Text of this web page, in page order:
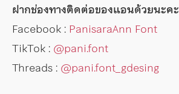
ฝากช่องทางติดต่อของแอนด้วยนะคะ
Facebook : PanisaraAnn Font
TikTok : @pani.font
Threads : @pani.font_gdesing